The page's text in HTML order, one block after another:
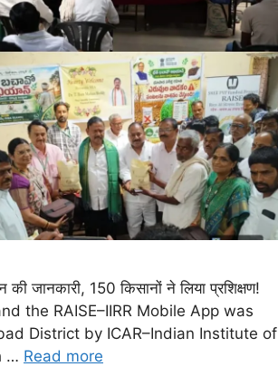
जानकारी, 150 किसानों ने लिया प्रशिक्षण!
the RAISE–IIRR Mobile App was
District by ICAR–Indian Institute of
… Read more